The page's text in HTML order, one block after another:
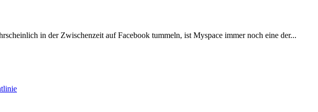
in der Zwischenzeit auf Facebook tummeln, ist Myspace immer noch eine der...